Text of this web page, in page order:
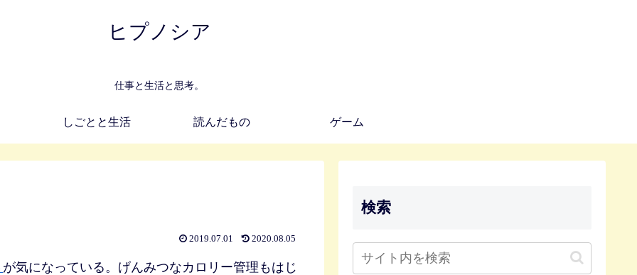
ヒプノシア
仕事と生活と思考。
しごとと生活 読んだもの ゲーム
2019.07.01 2020.08.05
が気になっている。げんみつなカロリー管理もはじ
検索